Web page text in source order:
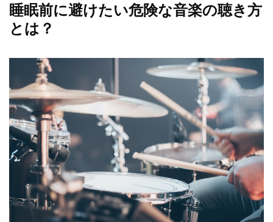
睡眠前に避けたい危険な音楽の聴き方
とは？